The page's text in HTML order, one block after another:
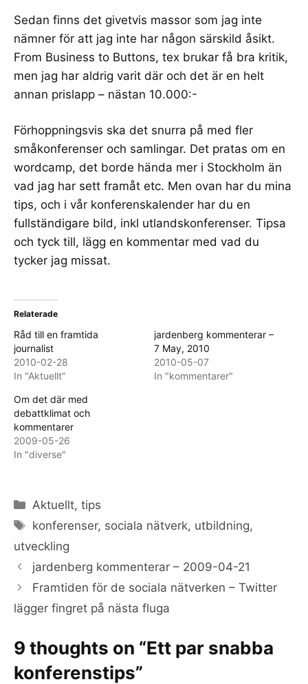
Sedan finns det givetvis massor som jag inte
nämner för att jag inte har någon särskild åsikt.
From Business to Buttons, tex brukar få bra kritik,
men jag har aldrig varit där och det är en helt
annan prislapp – nästan 10.000:-
Förhoppningsvis ska det snurra på med fler
småkonferenser och samlingar. Det pratas om en
wordcamp, det borde hända mer i Stockholm än
vad jag har sett framåt etc. Men ovan har du mina
tips, och i vår konferenskalender har du en
fullständigare bild, inkl utlandskonferenser. Tipsa
och tyck till, lägg en kommentar med vad du
tycker jag missat.
Relaterade
Råd till en framtida
journalist
2010-02-28
In "Aktuellt"
jardenberg kommenterar –
7 May, 2010
2010-05-07
In "kommentarer"
Om det där med
debattklimat och
kommentarer
2009-05-26
In "diverse"
Categories
Aktuellt,tips
Tags
konferenser, sociala nätverk, utbildning,
utveckling
jardenberg kommenterar – 2009-04-21
Framtiden för de sociala nätverken – Twitter
lägger fingret på nästa fluga
9 thoughts on “Ett par snabba
konferenstips”